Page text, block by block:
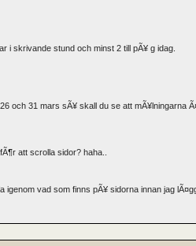
i skrivande stund och minst 2 till pÃ¥ g idag.
och 31 mars sÃ¥ skall du se att mÃ¥lningarna
att scrolla sidor? haha..
igenom vad som finns pÃ¥ sidorna innan jag